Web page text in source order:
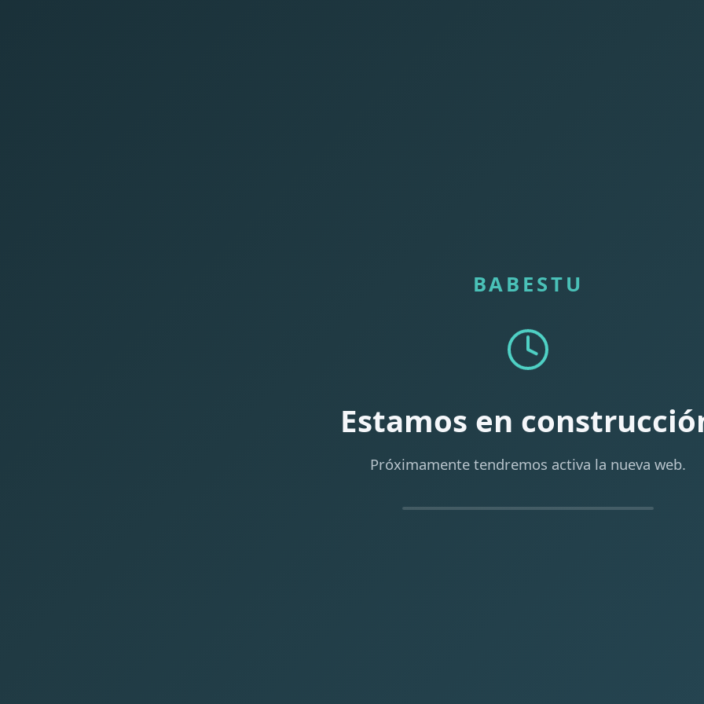
BABESTU
Estamos en
Próximamente tendremos activa la nueva web.